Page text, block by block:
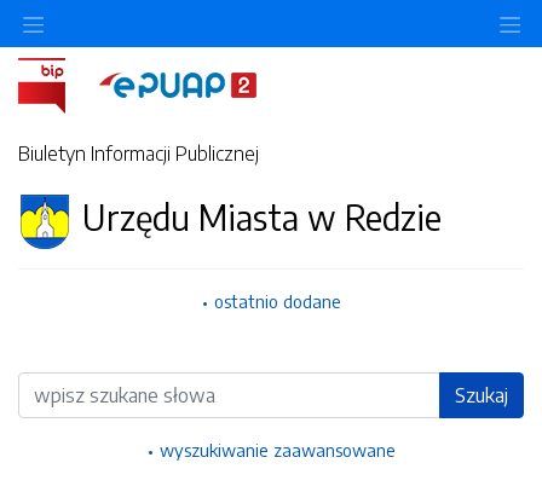
Biuletyn Informacji Publicznej
Urzędu Miasta w Redzie
ostatnio dodane
Wyszukiwarka Szukaj
wyszukiwanie zaawansowane